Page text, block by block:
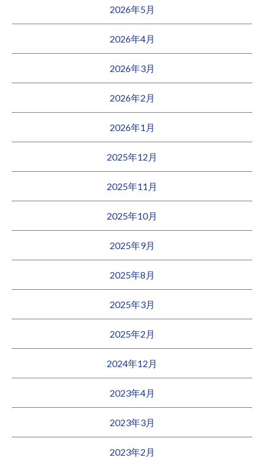
2026年5月
2026年4月
2026年3月
2026年2月
2026年1月
2025年12月
2025年11月
2025年10月
2025年9月
2025年8月
2025年3月
2025年2月
2024年12月
2023年4月
2023年3月
2023年2月